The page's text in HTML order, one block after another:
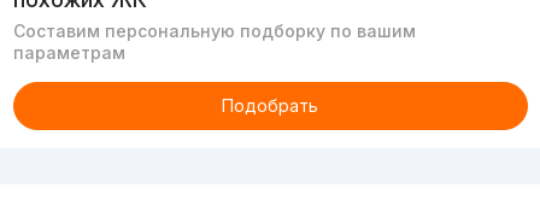
Составим персональную подборку по вашим
параметрам
Подобрать